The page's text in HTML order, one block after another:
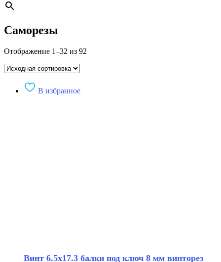
Саморезы
Отображение 1–32 из 92
В избранное
Винт 6.5х17.3 балки под ключ 8 мм винторез